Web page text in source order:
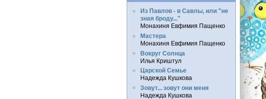
Из Павлов - в Савлы, или "не
зная броду..."
Монахиня Евфимия Пащенко
Мастера
Монахиня Евфимия Пащенко
Вокруг Солнца
Илья Криштул
Царской Семье
Надежда Кушкова
Зовут... зовут они меня
Надежда Кушкова